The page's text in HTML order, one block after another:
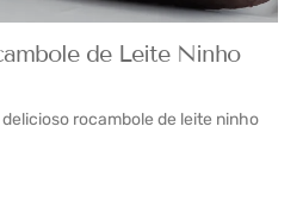
de Leite Ninho
rocambole de leite ninho